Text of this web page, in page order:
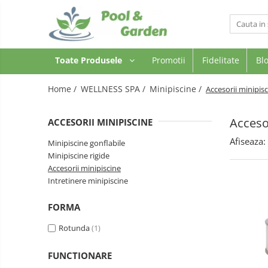
Toate Produsele
Piscine compozit
Tratamente Piscina
Reglare PH
Controlul algelor
Toate Produsele Promotii Fidelitate
Home / WELLNESS SPA / Minipiscine / Accesorii
ACCESORII MINIPISCINE
Minipiscine gonflabile
Minipiscine rigide
Accesorii minipiscine
Intretinere minipiscine
FORMA
Rotunda(1)
FUNCTIONARE
Afiseaza: